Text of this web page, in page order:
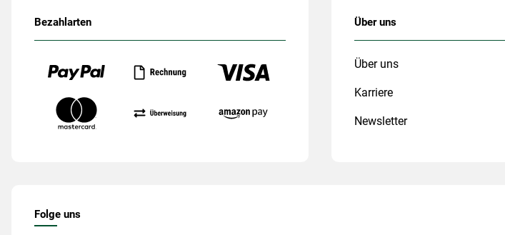
Bezahlarten Über uns
Über uns
Karriere
Newsletter
Folge uns